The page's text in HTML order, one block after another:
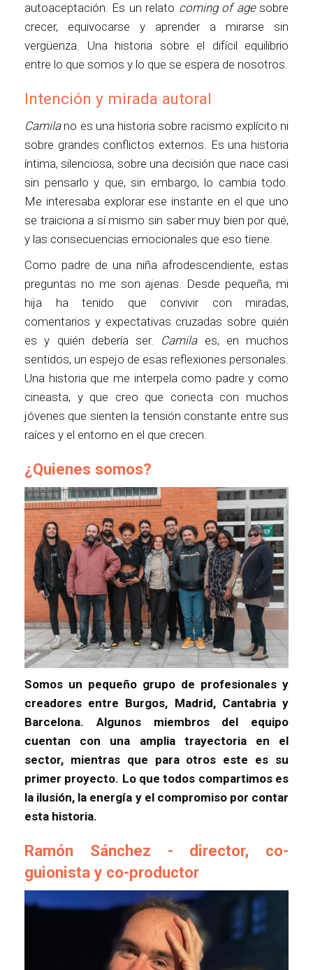
autoaceptación. Es un relato coming of agesobre
crecer, equivocarse y aprender a mirarse sin
vergüenza. Una historia sobre el difícil equilibrio
entre lo que somos y lo que se espera de nosotros.
Intención y mirada autoral
Camilano es una historia sobre racismo explícito ni
sobre grandes conflictos externos. Es una historia
íntima, silenciosa, sobre una decisión que nace casi
sin pensarlo y que, sin embargo, lo cambia todo.
Me interesaba explorar ese instante en el que uno
se traiciona a sí mismo sin saber muy bien por qué,
y las consecuencias emocionales que eso tiene.
Como padre de una niña afrodescendiente, estas
preguntas no me son ajenas. Desde pequeña, mi
hija ha tenido que convivir con miradas,
comentarios y expectativas cruzadas sobre quién
es y quién debería ser. Camilaes, en muchos
sentidos, un espejo de esas reflexiones personales.
Una historia que me interpela como padre y como
cineasta, y que creo que conecta con muchos
jóvenes que sienten la tensión constante entre sus
raíces y el entorno en el que crecen.
¿Quienes somos?
Somos un pequeño grupo de profesionales y
creadores entre Burgos, Madrid, Cantabria y
Barcelona. Algunos miembros del equipo
cuentan con una amplia trayectoria en el
sector, mientras que para otros este es su
primer proyecto. Lo que todos compartimos es
la ilusión, la energía y el compromiso por contar
esta historia.
Ramón Sánchez - director, co-
guionista y co-productor